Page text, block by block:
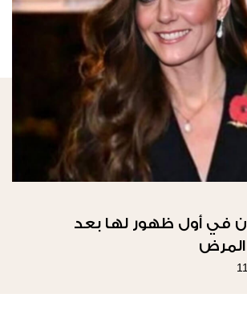
في أول ظهور لها بعد